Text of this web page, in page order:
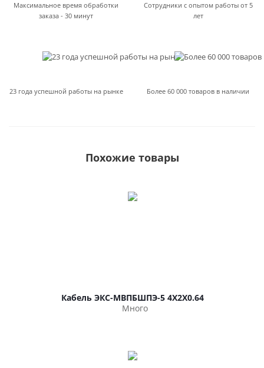
Максимальное время обработки
заказа - 30 минут
Сотрудники с опытом работы от 5
лет
23 года успешной работы на рынке Более 60 000 товаров в наличии
Похожие товары
Кабель ЭКС-МВПБШПЭ-5 4Х2Х0.64
Много